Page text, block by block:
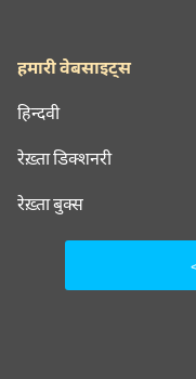
हमारी वेबसाइट्स
हिन्दवी
रेख़्ता डिक्शनरी
रेख़्ता बुक्स